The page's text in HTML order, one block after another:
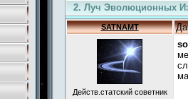
2. Луч Эволюционных
SATNAMT
Действ.статский советник